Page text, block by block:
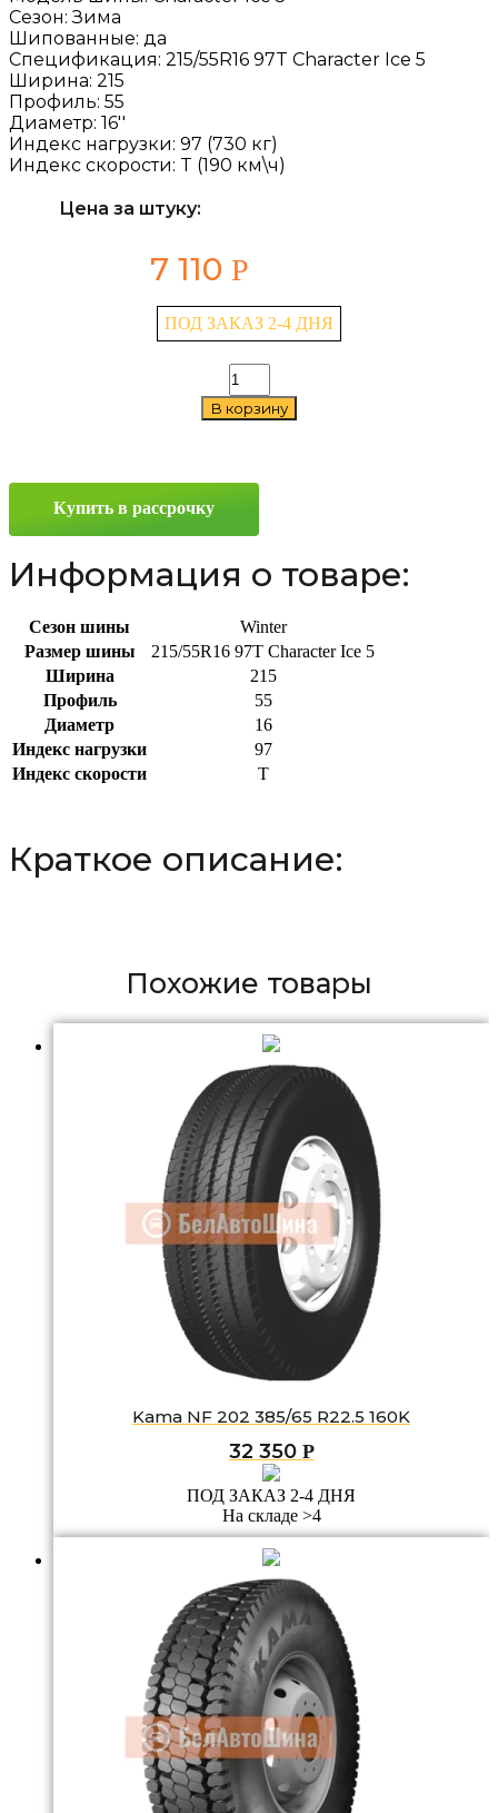
Сезон:Зима
Шипованные: да
Спецификация: 215/55R16 97T Character Ice 5
Ширина: 215
Профиль: 55
Диаметр: 16''
Индекс нагрузки: 97 (730 кг)
Индекс скорости: T (190 км\ч)
Цена за штуку:
7 110 Р
ПОД ЗАКАЗ 2-4 ДНЯ
Количество
товара
Ikon
215/55
97T
В корзину
Купить в рассрочку
Информация о товаре:
Сезон шины
Winter
Размер шины
215/55R16 97T Character Ice 5
Ширина
215
Профиль
55
Диаметр
16
Индекс нагрузки
97
Индекс скорости
T
Краткое описание:
Похожие товары
Kama NF 202 385/65 R22.5 160K
32 350 Р
ПОД ЗАКАЗ 2-4 ДНЯ
На складе >4